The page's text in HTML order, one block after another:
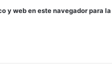
y web en este navegador para